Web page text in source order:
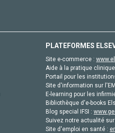
PLATEFORMES
Site e-commerce :
Aide à la pratique
Portail pour les
Site d'information sur
E-learning pour les
Bibliothèque d'e-books
Blog special IFSI :
Suivez notre actualité
Site d'emploi en santé :